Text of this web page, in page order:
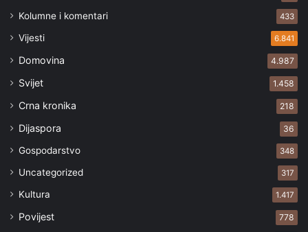
Kolumne i komentari 433
Vijesti 6.841
Domovina 4.987
Svijet 1.458
Crna kronika 218
Dijaspora 36
Gospodarstvo 348
Uncategorized 317
Kultura 1.417
Povijest 778